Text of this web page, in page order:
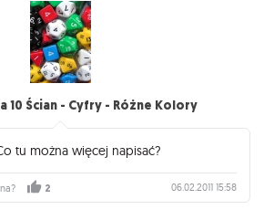
10 Ścian - Cyfry - Różne Kolory
tu można więcej napisać?
2 06.02.2011 15:58